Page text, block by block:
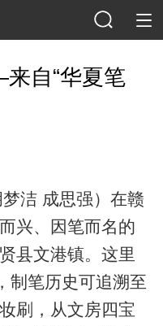
自“华夏笔
梦洁 成思强）在赣
兴、因笔而名的
县文港镇。这里
制笔历史可追溯至
刷，从文房四宝